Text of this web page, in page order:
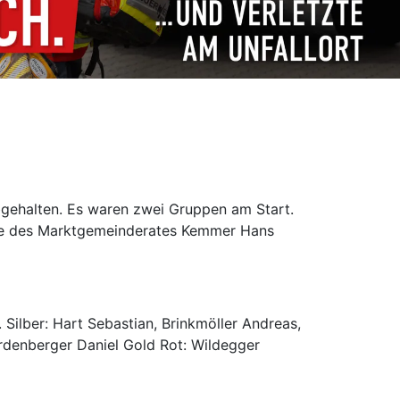
Es waren zwei Gruppen am Start.
Marktgemeinderates Kemmer Hans
Hart Sebastian, Brinkmöller Andreas,
Daniel Gold Rot: Wildegger